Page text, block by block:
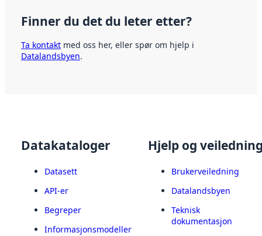
Finner du det du leter etter?
Ta kontakt med oss her, eller spør om hjelp i
Datalandsbyen.
Datakataloger
Datasett
API-er
Begreper
Informasjonsmodeller
Hjelp og
Brukerveiledning
Datalandsbyen
Teknisk
dokumentasjon